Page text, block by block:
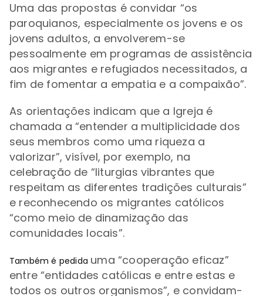
Uma das propostas é convidar “os
paroquianos, especialmente os jovens e os
jovens adultos, a envolverem-se
pessoalmente em programas de assistência
aos migrantes e refugiados necessitados, a
fim de fomentar a empatia e a compaixão”.
As orientações indicam que a Igreja é
chamada a “entender a multiplicidade dos
seus membros como uma riqueza a
valorizar”, visível, por exemplo, na
celebração de “liturgias vibrantes que
respeitam as diferentes tradições culturais”
e reconhecendo os migrantes católicos
“como meio de dinamização das
comunidades locais”.
Também é pedida uma “cooperação eficaz”
entre “entidades católicas e entre estas e
todos os outros organismos”, e convidam-